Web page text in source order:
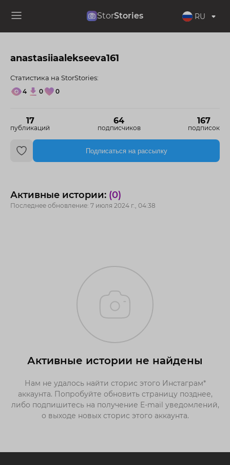
StorStories RU
anastasiiaalekseeva161
17
публикаций
64
подписчиков
167
подписок
Статистика на StorStories:
4 0 0
Подписаться на рассылку
Активные истории: (0)
Последнее обновление: 7 июля 2024 г., 04:38
Активные истории не найдены
Нам не удалось найти сторис этого Инстаграм*
аккаунта. Попробуйте обновить страницу позднее,
либо подпишитесь на получение E-mail уведомлений,
о выходе новых сторис этого аккаунта.